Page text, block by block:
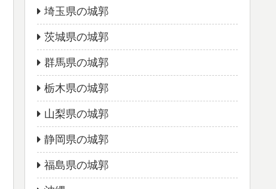
埼玉県の城郭
茨城県の城郭
群馬県の城郭
栃木県の城郭
山梨県の城郭
静岡県の城郭
福島県の城郭